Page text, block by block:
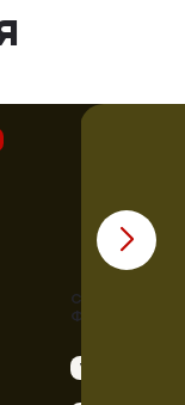
качество
В
САРДЕЛЬКИ
ФЕРМЕРСКИЕ
Упаковка 400 г